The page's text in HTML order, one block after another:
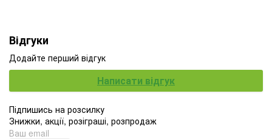
Відгуки
Додайте перший відгук
Написати відгук
Підпишись на розсилку
Знижки, акції, розіграші, розпродаж